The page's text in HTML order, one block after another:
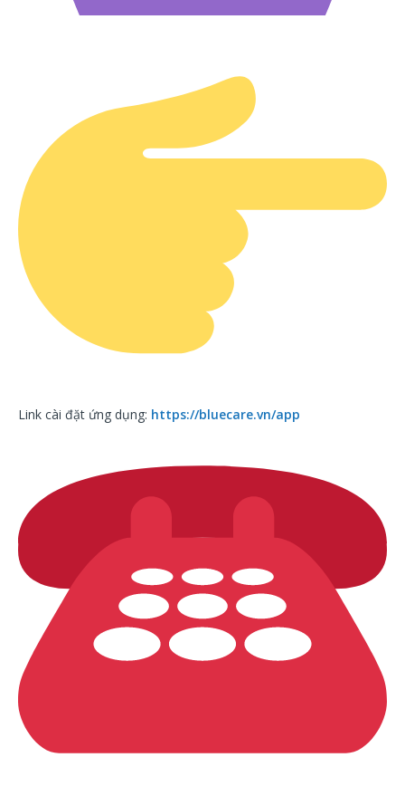
Link cài đặt ứng dụng: https://bluecare.vn/app